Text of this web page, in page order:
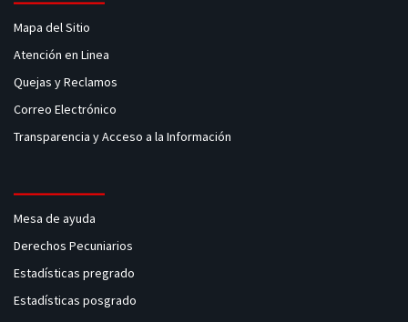
Mapa del Sitio
Atención en Linea
Quejas y Reclamos
Correo Electrónico
Transparencia y Acceso a la Información
Mesa de ayuda
Derechos Pecuniarios
Estadísticas pregrado
Estadísticas posgrado